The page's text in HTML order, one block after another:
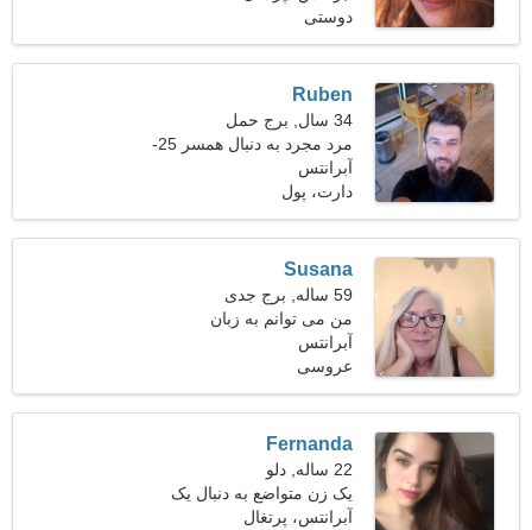
دوستی
Ruben
34 سال, برج حمل
مرد مجرد به دنبال همسر 25-
31
آبرانتس
دارت، پول
Susana
59 ساله, برج جدی
من می توانم به زبان
انگلیسی، روسی ارتباط
برقرار کنم
آبرانتس
عروسی
Fernanda
22 ساله, دلو
یک زن متواضع به دنبال یک
رابطه پایدار است
آبرانتس، پرتغال